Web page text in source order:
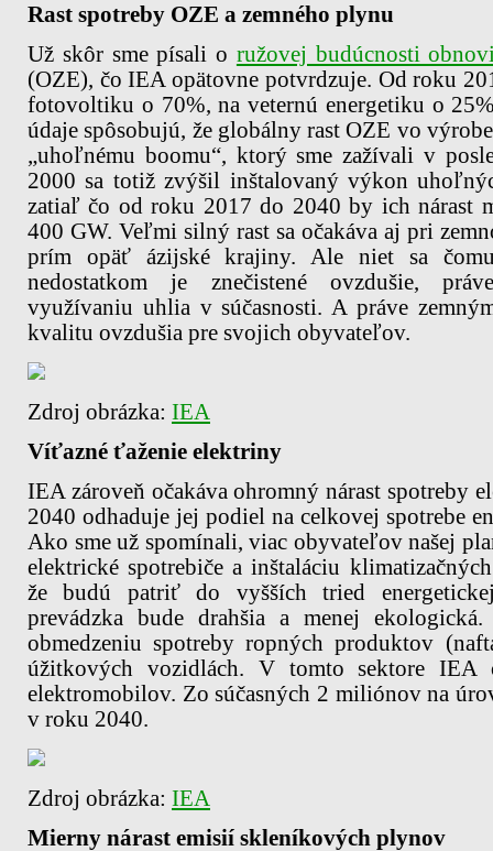
Rast spotreby OZE a zemného plynu
Už skôr sme písali o ružovej budúcnosti
(OZE), čo IEA opätovne potvrdzuje. Od roku
fotovoltiku o 70%, na veternú energetiku o
údaje spôsobujú, že globálny rast OZE vo
„uhoľnému boomu“, ktorý sme zažívali v
2000 sa totiž zvýšil inštalovaný výkon
zatiaľ čo od roku 2017 do 2040 by ich nárast
400 GW. Veľmi silný rast sa očakáva aj pri
prím opäť ázijské krajiny. Ale niet sa
nedostatkom je znečistené ovzdušie,
využívaniu uhlia v súčasnosti. A práve
kvalitu ovzdušia pre svojich obyvateľov.
Zdroj obrázka: IEA
Víťazné ťaženie elektriny
IEA zároveň očakáva ohromný nárast spotreby
2040 odhaduje jej podiel na celkovej spotrebe
Ako sme už spomínali, viac obyvateľov našej
elektrické spotrebiče a inštaláciu
že budú patriť do vyšších tried
prevádzka bude drahšia a menej
obmedzeniu spotreby ropných produktov
úžitkových vozidlách. V tomto sektore IEA
elektromobilov. Zo súčasných 2 miliónov na
v roku 2040.
Zdroj obrázka: IEA
Mierny nárast emisií skleníkových plynov